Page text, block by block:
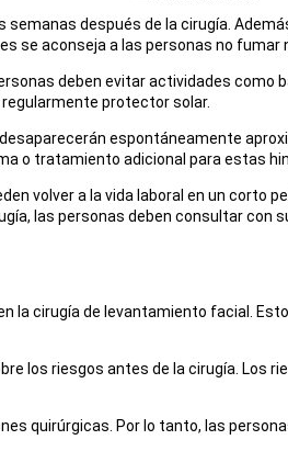
después de la cirugía.
se aconseja a las personas no fumar
deben evitar actividades como
protector solar.
espontáneamente
o tratamiento adicional para estas
volver a la vida laboral en un
las personas deben consultar con
la cirugía de levantamiento facial.
los riesgos antes de la cirugía. Los
quirúrgicas. Por lo tanto, las